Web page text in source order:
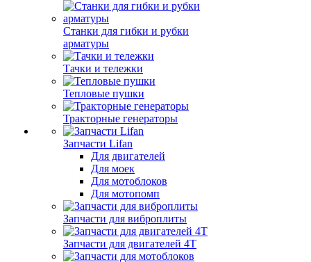
Станки для гибки и рубки
арматуры
Тачки и тележки
Тепловые пушки
Тракторные генераторы
Запчасти Lifan
Для двигателей
Для моек
Для мотоблоков
Для мотопомп
Запчасти для виброплиты
Запчасти для двигателей 4Т